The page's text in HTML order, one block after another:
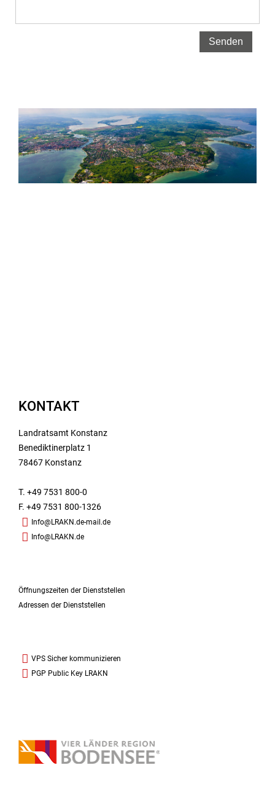
KONTAKT
Landratsamt Konstanz
Benediktinerplatz 1
78467 Konstanz
T. +49 7531 800-0
F. +49 7531 800-1326
Info@LRAKN.de-mail.de
Info@LRAKN.de
Öffnungszeiten der Dienststellen
Adressen der Dienststellen
VPS Sicher kommunizieren
PGP Public Key LRAKN